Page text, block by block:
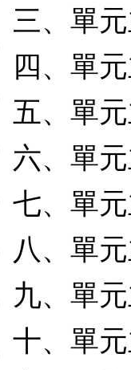
三、單
四、單
五、單
六、單
七、單
八、單
九、單
十、單